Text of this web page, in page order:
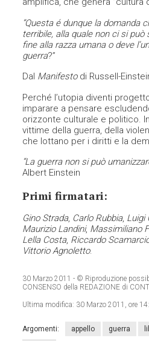
“Questa é dunque la domanda
terribile, alla quale non ci si
fine alla razza umana o deve
guerra?”
Dal Manifestodi Russell-
Perché l’utopia diventi
imparare a pensare
orizzonte culturale e politico.
vittime della guerra, della
che lottano per i diritti e la
“La guerra non si può
Albert Einstein
Primi firmatari:
Gino Strada, Carlo Rubbia, Luigi
Maurizio Landini, Massimiliano
Lella Costa, Riccardo
Vittorio Agnoletto.
30 Marzo 2011 - © Riproduzione
CONSENSO della REDAZIONE di
Ultima modifica: 30 Marzo 2011, ore
Argomenti: appello guerra